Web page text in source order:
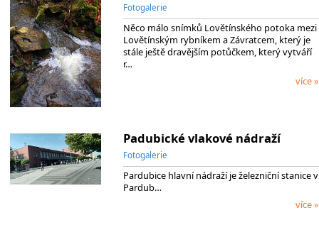
Fotogalerie
Něco málo snímků Lovětínského potoka mezi
Lovětínským rybníkem a Závratcem, který je
stále ještě dravějším potůčkem, který vytváří
r…
více »
Padubické vlakové nádraží
Fotogalerie
Pardubice hlavní nádraží je železniční stanice v
Pardub…
více »